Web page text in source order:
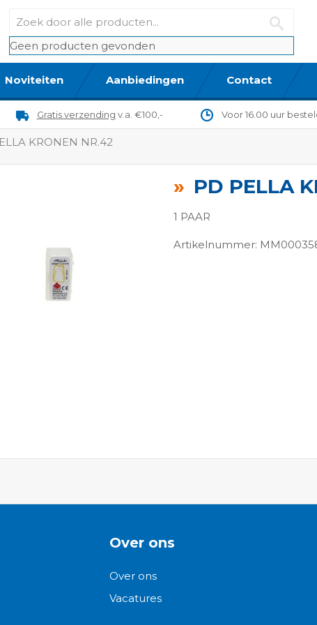
Geen producten gevonden
Noviteiten Aanbiedingen Contact
Gratis verzending v.a. €100,- Voor 16.00 uur
KRONEN NR.42
PD PELLA
1 PAAR
Artikelnummer:
Over ons
Over ons
Vacatures